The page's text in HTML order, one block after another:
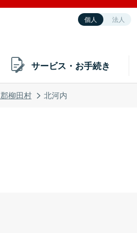
個人 法人
サービス・お手続き
柳田村 北河内